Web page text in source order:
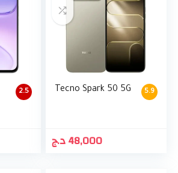
2.5 5.9
Tecno Spark 50 5G
48,000د.ج